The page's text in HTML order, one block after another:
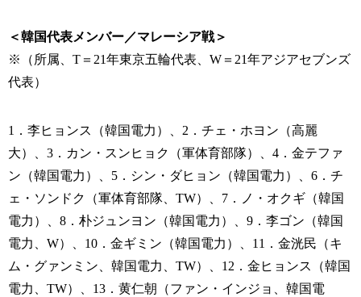
＜韓国代表メンバー／マレーシア戦＞
※（所属、T＝21年東京五輪代表、W＝21年アジアセブンズ
代表）
1．李ヒョンス（韓国電力）、2．チェ・ホヨン（高麗
大）、3．カン・スンヒョク（軍体育部隊）、4．金テファ
ン（韓国電力）、5．シン・ダヒョン（韓国電力）、6．チ
ェ・ソンドク（軍体育部隊、TW）、7．ノ・オクギ（韓国
電力）、8．朴ジュンヨン（韓国電力）、9．李ゴン（韓国
電力、W）、10．金ギミン（韓国電力）、11．金洸民（キ
ム・グァンミン、韓国電力、TW）、12．金ヒョンス（韓国
電力、TW）、13．黄仁朝（ファン・インジョ、韓国電